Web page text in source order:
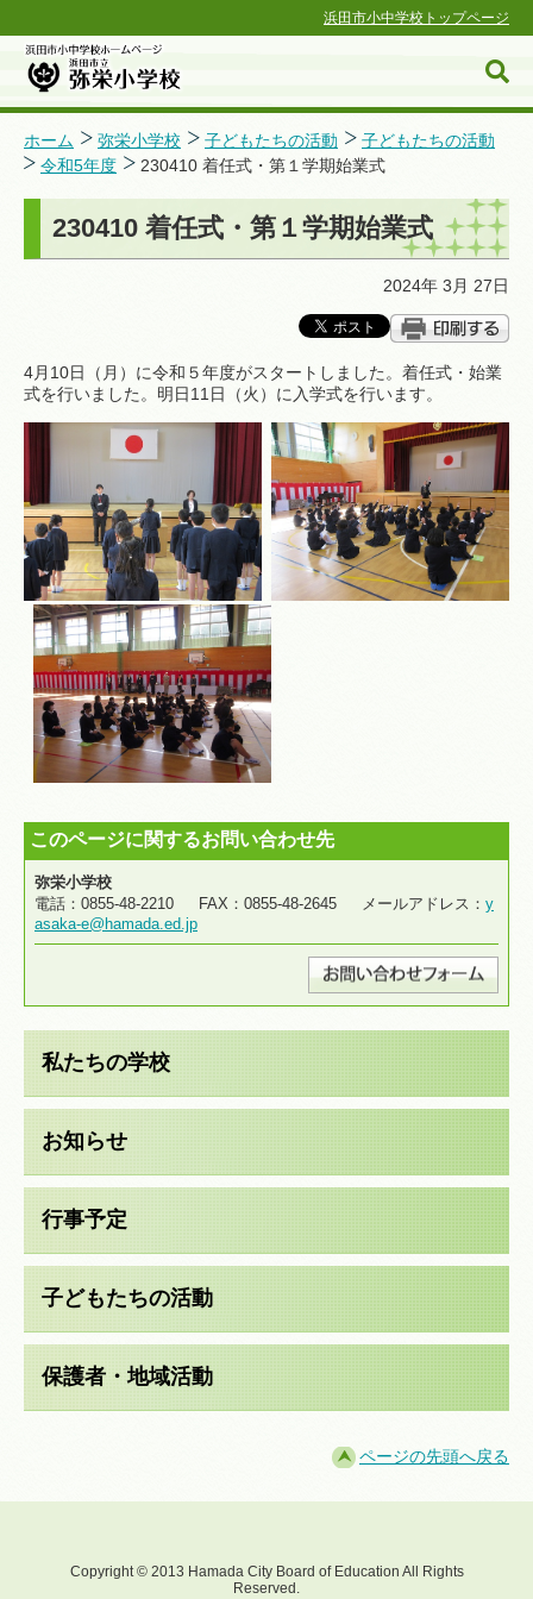
浜田市小中学校トップページ
浜田市小中学校ホームページ
ホーム 弥栄小学校 子どもたちの活動
子どもたちの活動
令和5年度
230410 着任式・第１学期始業式
230410 着任式・第１学期始業式
2024年 3月 27日
4月10日（月）に令和５年度がスタートしました。着任式・始業
式を行いました。明日11日（火）に入学式を行います。
このページに関するお問い合わせ先
弥栄小学校
電話：0855-48-2210 FAX：0855-48-2645 メールアドレス： y
asaka-e@hamada.ed.jp
私たちの学校
お知らせ
行事予定
子どもたちの活動
保護者・地域活動
ページの先頭へ戻る
Copyright © 2013 Hamada City Board of Education All Rights
Reserved.